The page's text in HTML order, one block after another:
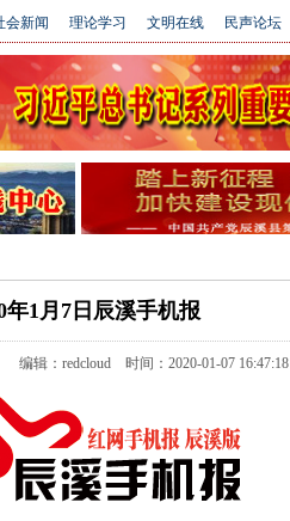
会新闻 理论学习 文明在线 民声论坛
年1月7日辰溪手机报
辑：redcloud 时间：2020-01-07 16:47:18